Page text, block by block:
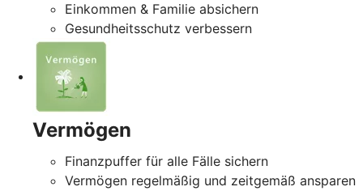
Einkommen & Familie absichern
Gesundheitsschutz verbessern
Vermögen
Finanzpuffer für alle Fälle sichern
Vermögen regelmäßig und zeitgemäß ansparen